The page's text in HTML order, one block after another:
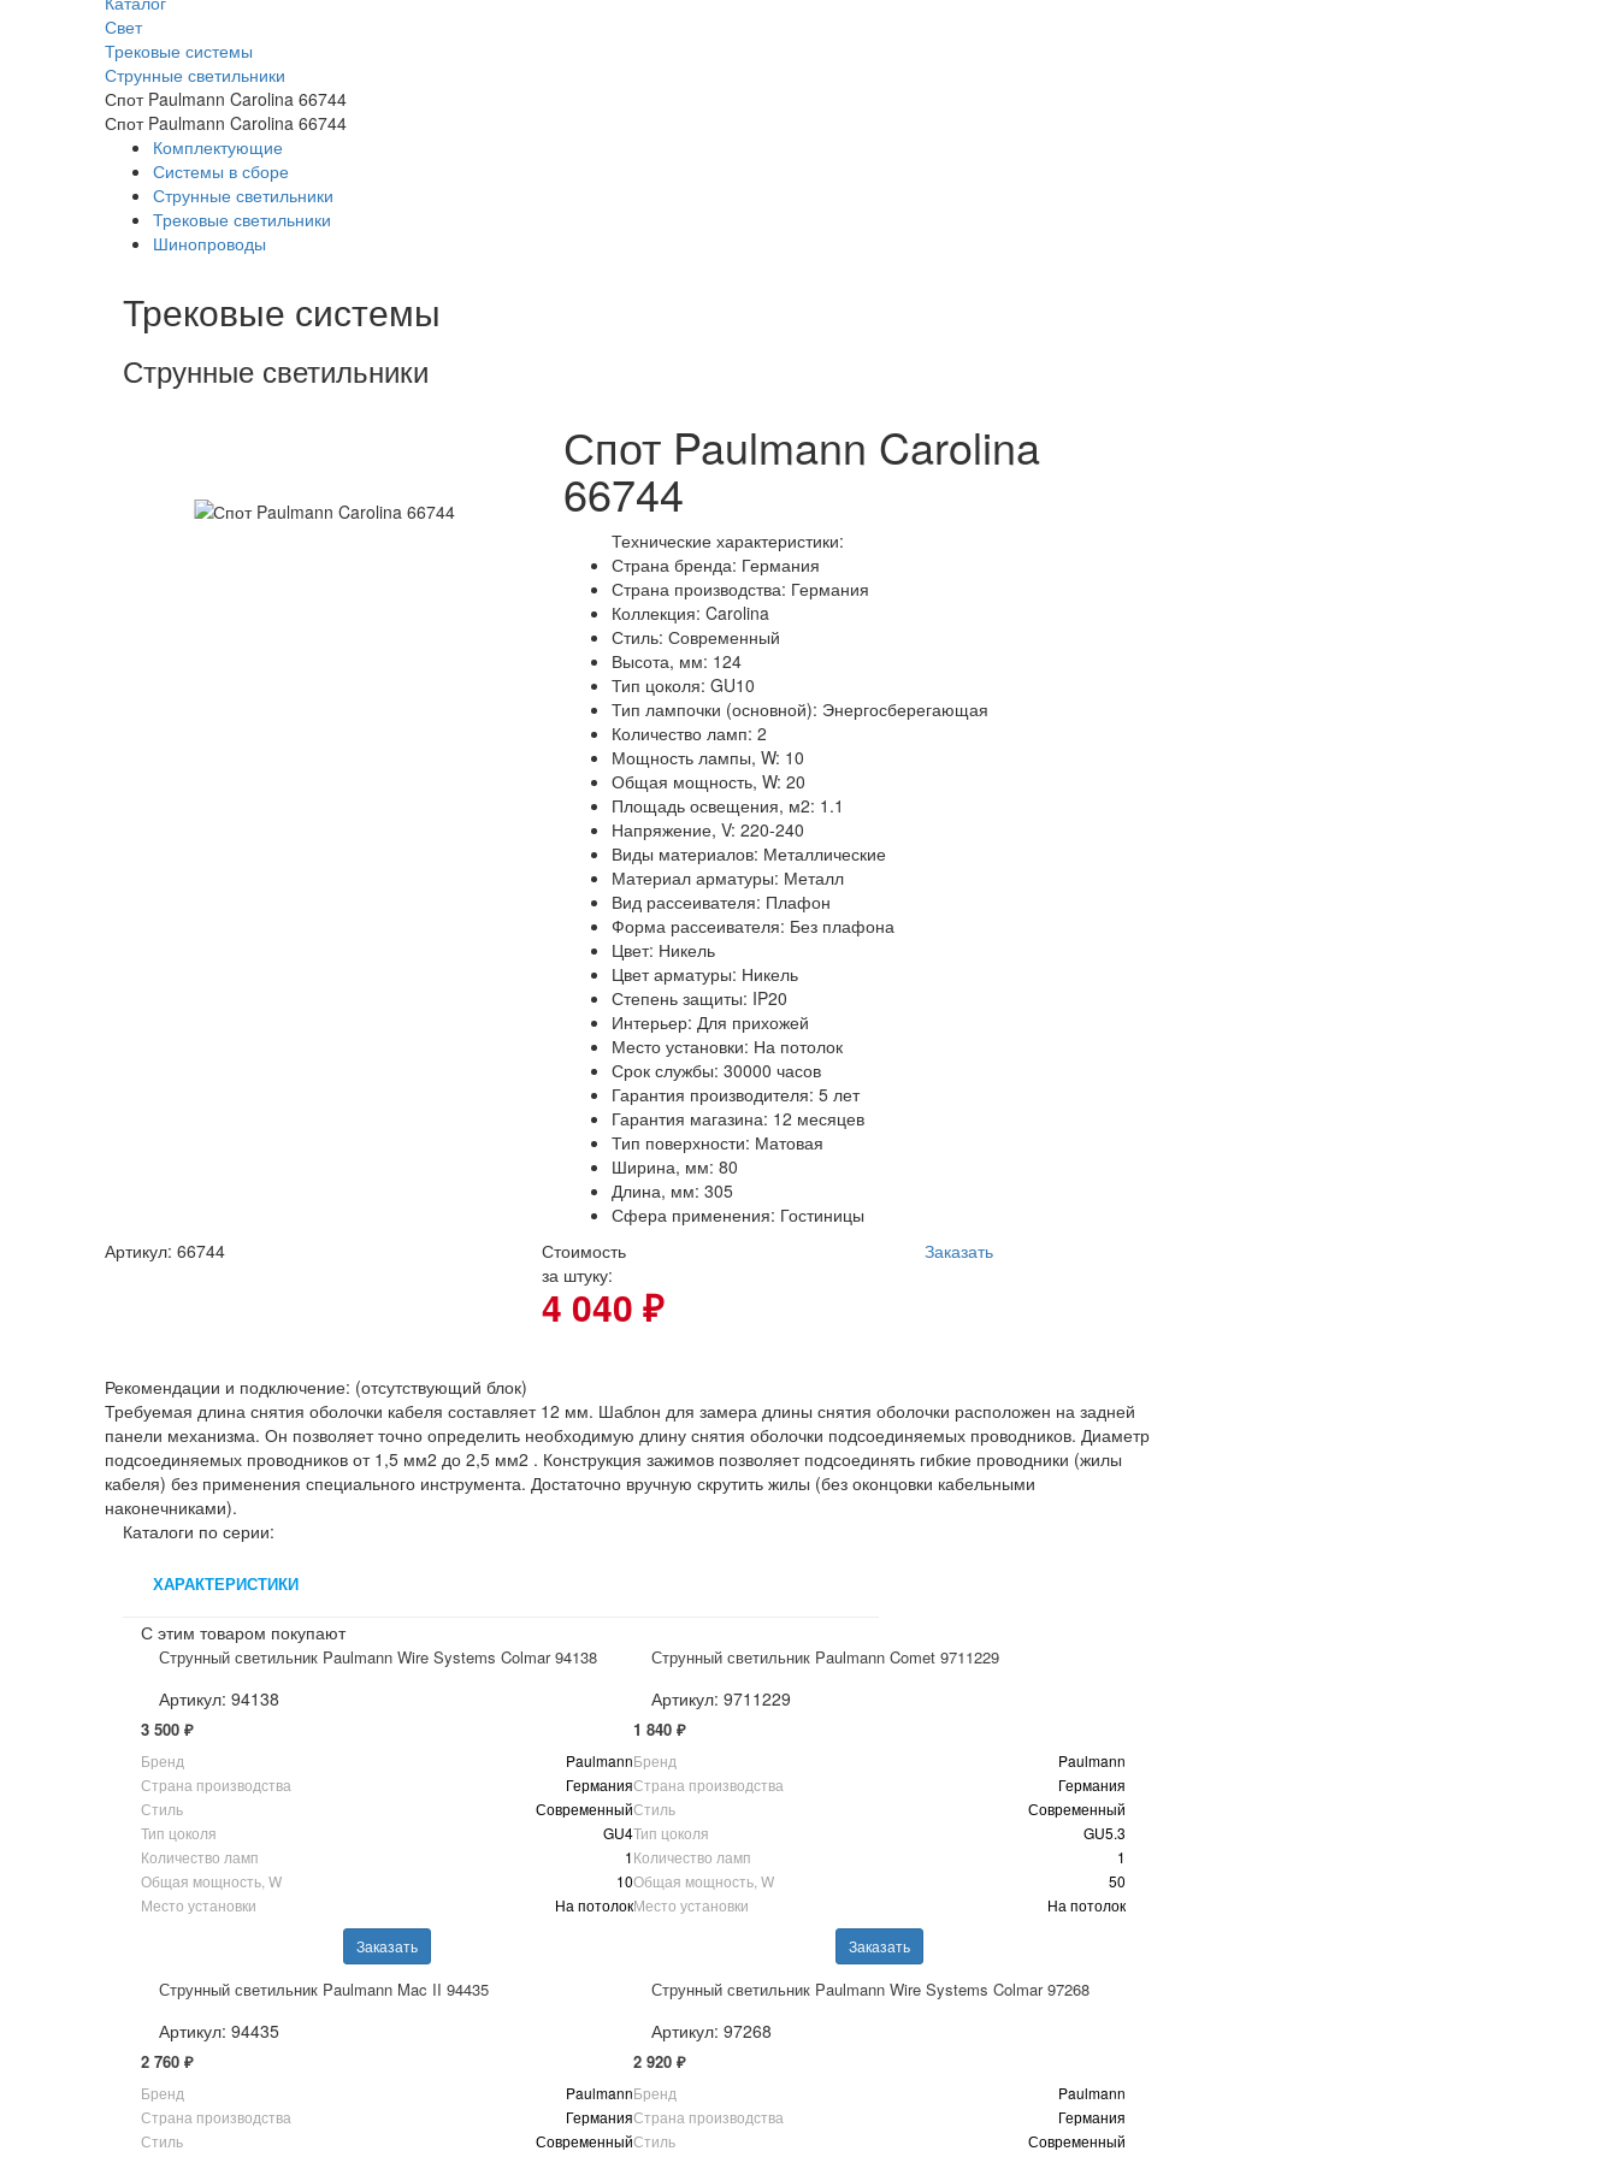
Свет
Трековые системы
Струнные светильники
Спот Paulmann Carolina 66744
Спот Paulmann Carolina 66744
Комплектующие
Системы в сборе
Струнные светильники
Трековые светильники
Шинопроводы
Трековые системы
Струнные светильники
Спот Paulmann Carolina
66744
Технические характеристики:
Страна бренда: Германия
Страна производства: Германия
Коллекция: Carolina
Стиль: Современный
Высота, мм: 124
Тип цоколя: GU10
Тип лампочки (основной): Энергосберегающая
Количество ламп: 2
Мощность лампы, W: 10
Общая мощность, W: 20
Площадь освещения, м2: 1.1
Напряжение, V: 220-240
Виды материалов: Металлические
Материал арматуры: Металл
Вид рассеивателя: Плафон
Форма рассеивателя: Без плафона
Цвет: Никель
Цвет арматуры: Никель
Степень защиты: IP20
Интерьер: Для прихожей
Место установки: На потолок
Срок службы: 30000 часов
Гарантия производителя: 5 лет
Гарантия магазина: 12 месяцев
Тип поверхности: Матовая
Ширина, мм: 80
Длина, мм: 305
Сфера применения: Гостиницы
Артикул: 66744
Стоимость
за штуку:
4 040 ₽
Заказать
Рекомендации и подключение: (отсутствующий блок)
Требуемая длина снятия оболочки кабеля составляет 12 мм. Шаблон для замера длины снятия оболочки расположен на задней
панели механизма. Он позволяет точно определить необходимую длину снятия оболочки подсоединяемых проводников. Диаметр
подсоединяемых проводников от 1,5 мм2 до 2,5 мм2 . Конструкция зажимов позволяет подсоединять гибкие проводники (жилы
кабеля) без применения специального инструмента. Достаточно вручную скрутить жилы (без оконцовки кабельными
наконечниками).
Каталоги по серии:
ХАРАКТЕРИСТИКИ
С этим товаром покупают
Струнный светильник Paulmann Wire Systems Colmar 94138
Артикул: 94138
3 500 ₽
Бренд
Paulmann
Страна производства
Германия
Стиль
Современный
Тип цоколя
GU4
Количество ламп
1
Общая мощность, W
10
Место установки
На потолок
Заказать
Струнный светильник Paulmann Comet 9711229
Артикул: 9711229
1 840 ₽
Бренд
Paulmann
Страна производства
Германия
Стиль
Современный
Тип цоколя
GU5.3
Количество ламп
1
Общая мощность, W
50
Место установки
На потолок
Заказать
Струнный светильник Paulmann Mac II 94435
Артикул: 94435
2 760 ₽
Бренд
Paulmann
Страна производства
Германия
Стиль
Современный
Струнный светильник Paulmann Wire Systems Colmar 97268
Артикул: 97268
2 920 ₽
Бренд
Paulmann
Страна производства
Германия
Стиль
Современный